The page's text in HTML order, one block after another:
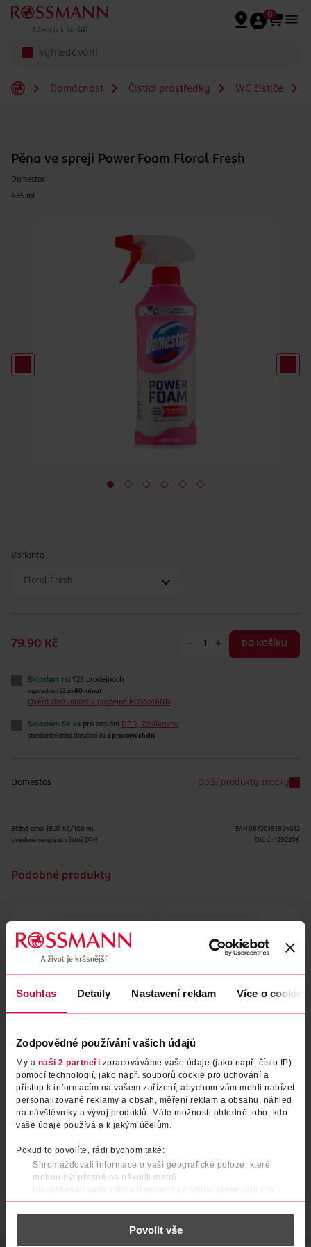
Souhlas Detaily Nastavení reklam Více o cookies
Zodpovědné používání vašich údajů
My a naši 2 partneři zpracováváme vaše údaje (jako např. číslo IP)
pomocí technologií, jako např. souborů cookie pro uchování a
přístup k informacím na vašem zařízení, abychom vám mohli nabízet
personalizované reklamy a obsah, měření reklam a obsahu, náhled
na návštěvníky a vývoj produktů. Máte možnosti ohledně toho, kdo
vaše údaje používá a k jakým účelům.
Pokud to povolíte, rádi bychom také:
Shromažďovali informace o vaší geografické poloze, které
mohou být přesné na několik metrů
Identifikovali vaše zařízení pomocí aktivního skenování pro
konkrétní charakteristiky (otisk prstu)
Zjistěte více o tom, jak zpracováváme vaše osobní údaje, a nastavte
části s podrobnostmi . Svůj souhlas můžete kdykoliv
Povolit vše
Přeskočit na hlavmní obsah
0
Domácnost Čisticí prostředky WC čističe
Pěna ve spreji Power Foam Floral Fresh
Domestos
435 ml
Varianta
Floral Fresh
79.90 Kč - + DO KOŠÍKU
Skladem na 123 prodejnách
vyzvednutí již za 60 minut
Ověřit dostupnost v prodejně ROSSMANN
Skladem 5+ ks pro zaslání DPD, Zásilkovna
standardní doba doručení do 3 pracovních dní
Domestos Další produkty značky
Běžná cena: 18.37 Kč/100 ml
Uvedené ceny jsou včetně DPH
EAN 08720181824012
Obj. č.: 1292206
Podobné produkty
Pěna ve spreji Power Foam
Artic Fresh
Domestos 435 ml
79.90 Kč
DO KOŠÍKU
Obj. č.: 1237948
WC sprej Bílé květy
Ambi Pur 750 ml
Obj. č.: 1391831